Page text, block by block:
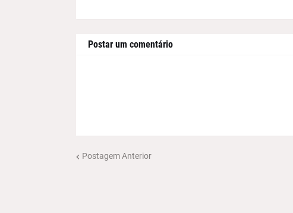
Postar um comentário
Postagem Anterior